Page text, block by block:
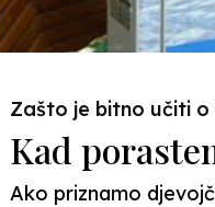
Zašto je bitno učiti o
Kad
Ako priznamo